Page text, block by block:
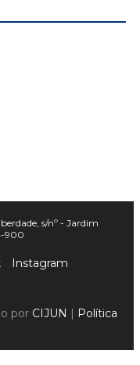
s/nº - Jardim
900
Instagram
por CIJUN | Política